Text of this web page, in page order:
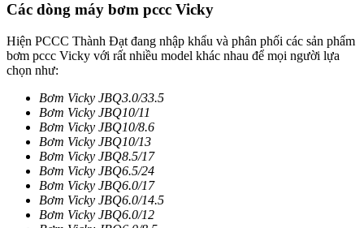
Các dòng máy bơm pccc Vicky
Hiện PCCC Thành Đạt đang nhập khẩu và phân phối các sản phẩm
bơm pccc Vicky với rất nhiều model khác nhau để mọi người lựa
chọn như:
Bơm Vicky JBQ3.0/33.5
Bơm Vicky JBQ10/11
Bơm Vicky JBQ10/8.6
Bơm Vicky JBQ10/13
Bơm Vicky JBQ8.5/17
Bơm Vicky JBQ6.5/24
Bơm Vicky JBQ6.0/17
Bơm Vicky JBQ6.0/14.5
Bơm Vicky JBQ6.0/12